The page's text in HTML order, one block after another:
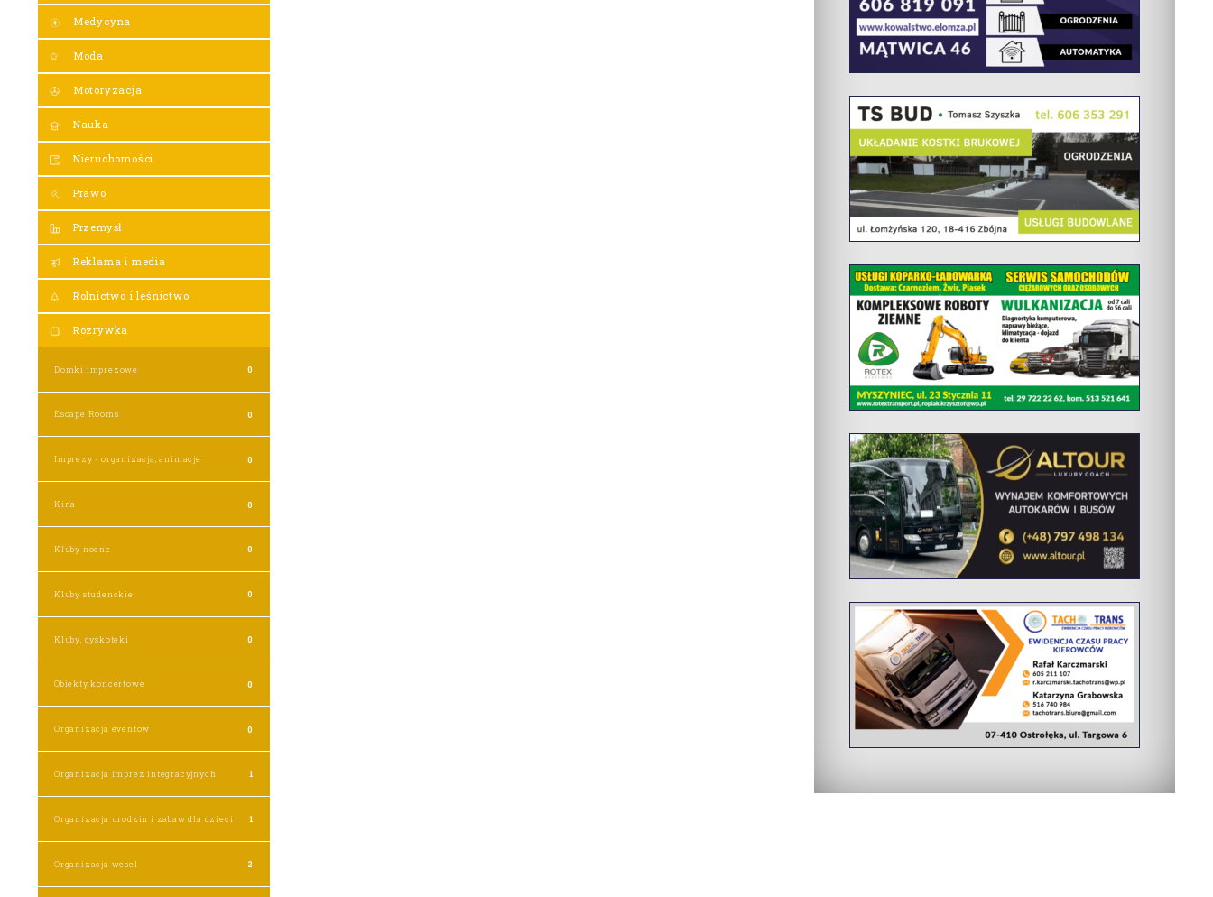
Medycyna
Moda
Motoryzacja
Nauka
Nieruchomości
Prawo
Przemysł
Reklama i media
Rolnictwo i leśnictwo
Rozrywka
Domki imprezowe 0
Escape Rooms 0
Imprezy - organizacja, animacje 0
Kina 0
Kluby nocne 0
Kluby studenckie 0
Kluby, dyskoteki 0
Obiekty koncertowe 0
Organizacja eventów 0
Organizacja imprez integracyjnych 1
Organizacja urodzin i zabaw dla dzieci 1
Organizacja wesel 2